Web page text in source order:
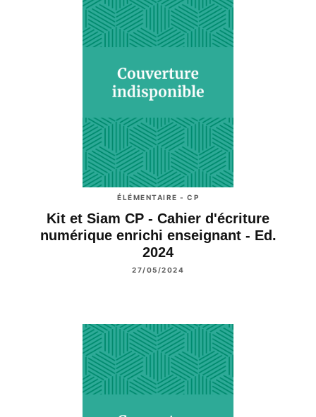
ÉLÉMENTAIRE - CP
Kit et Siam CP - Cahier d'écriture
numérique enrichi enseignant - Ed.
2024
27/05/2024